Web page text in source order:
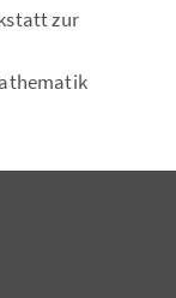
zur